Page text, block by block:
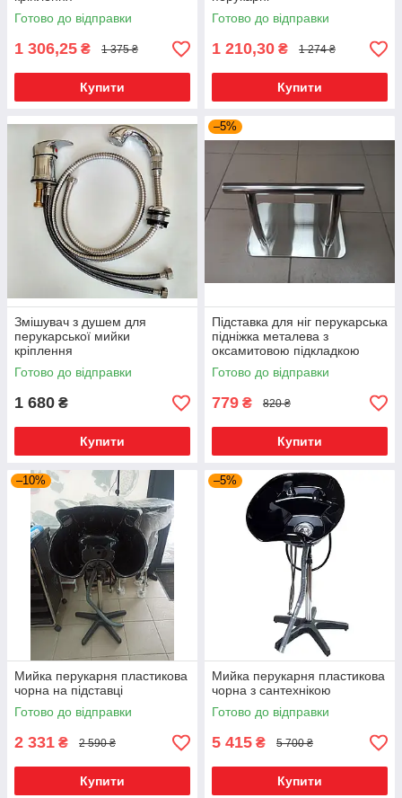
Готово до відправки
1 306,25 ₴ 1 375 ₴
Купити
Готово до відправки
1 210,30 ₴ 1 274 ₴
Купити
Змішувач з душем для
перукарської мийки
кріплення
Готово до відправки
1 680 ₴
Купити
–5%
Підставка для ніг перукарська
підніжка металева з
оксамитовою підкладкою
Готово до відправки
779 ₴ 820 ₴
Купити
–10%
Мийка перукарня пластикова
чорна на підставці
Готово до відправки
2 331 ₴ 2 590 ₴
Купити
–5%
Мийка перукарня пластикова
чорна з сантехнікою
Готово до відправки
5 415 ₴ 5 700 ₴
Купити